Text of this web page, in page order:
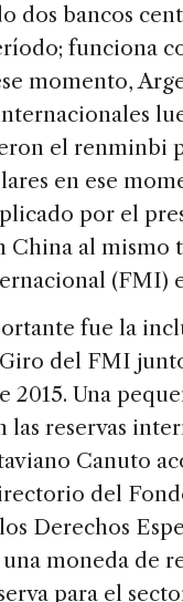
dos bancos
funciona
momento,
el renminbi
en ese
por el
China al
(FMI)
fue la
del FMI
2015. Una
reservas
Canuto
del
Derechos
moneda de
para el